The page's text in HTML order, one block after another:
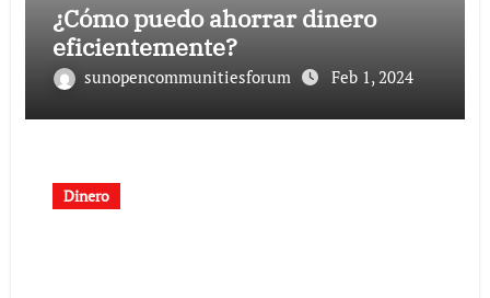
¿Cómo puedo ahorrar dinero
eficientemente?
sunopencommunitiesforum Feb 1, 2024
Dinero